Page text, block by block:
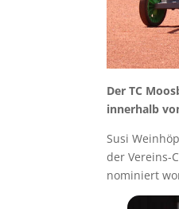
Der TC
innerhalb
Susi
der Vereins-
nominiert